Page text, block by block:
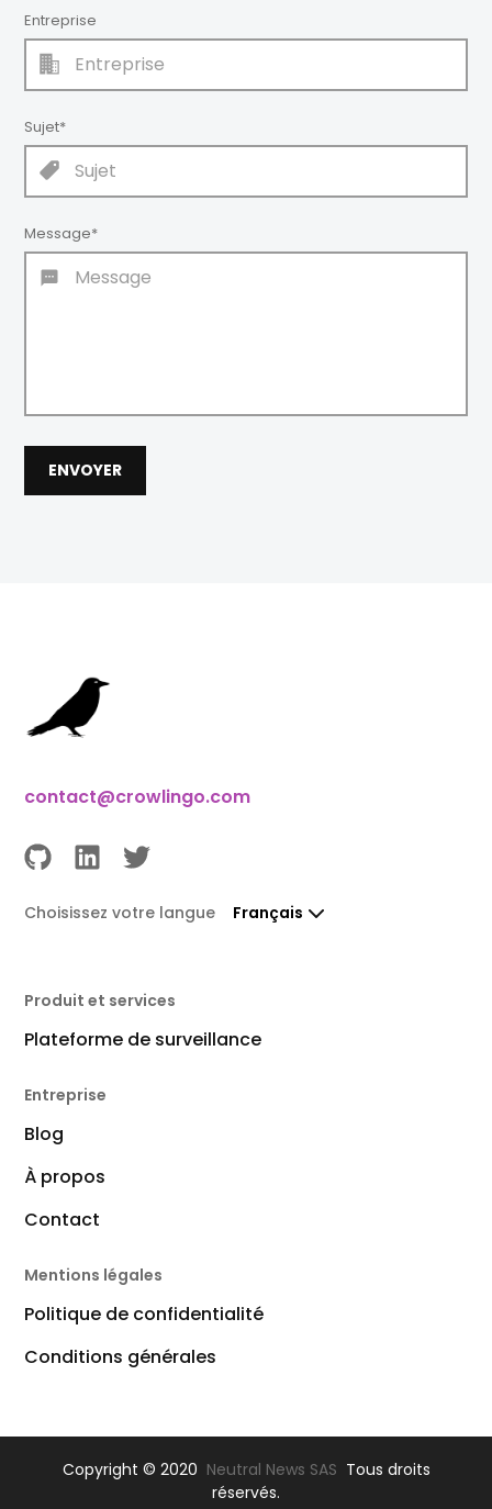
Entreprise
Sujet*
Message*
ENVOYER
contact@crowlingo.com
Choisissez votre langue Français
Produit et services
Plateforme de surveillance
Entreprise
Blog
À propos
Contact
Mentions légales
Politique de confidentialité
Conditions générales
Copyright © 2020 Neutral News SAS Tous droits
réservés.